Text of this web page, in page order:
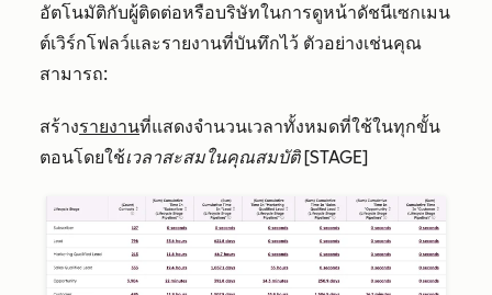
อัตโนมัติกับผู้ติดต่อหรือบริษัทในการดูหน้าดัชนีเซกเมน
ต์เวิร์กโฟลว์และรายงานที่บันทึกไว้ ตัวอย่างเช่นคุณ
สามารถ:
สร้างรายงานที่แสดงจำนวนเวลาทั้งหมดที่ใช้ในทุกขั้น
ตอนโดยใช้เวลาสะสมในคุณสมบัติ [STAGE]